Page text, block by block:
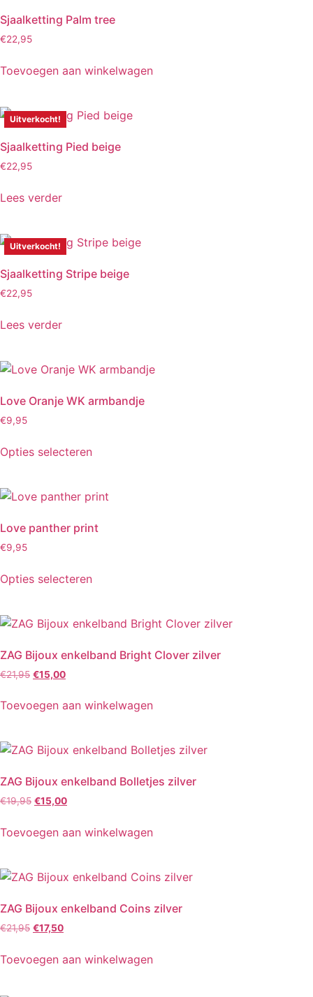
Sjaalketting Palm tree
€22,95
Toevoegen aan winkelwagen
Uitverkocht!
Sjaalketting Pied beige
€22,95
Lees verder
Uitverkocht!
Sjaalketting Stripe beige
€22,95
Lees verder
Love Oranje WK armbandje
€9,95
Opties selecteren
Love panther print
€9,95
Opties selecteren
ZAG Bijoux enkelband Bright Clover zilver
€21,95 €15,00
Toevoegen aan winkelwagen
ZAG Bijoux enkelband Bolletjes zilver
€19,95 €15,00
Toevoegen aan winkelwagen
ZAG Bijoux enkelband Coins zilver
€21,95 €17,50
Toevoegen aan winkelwagen